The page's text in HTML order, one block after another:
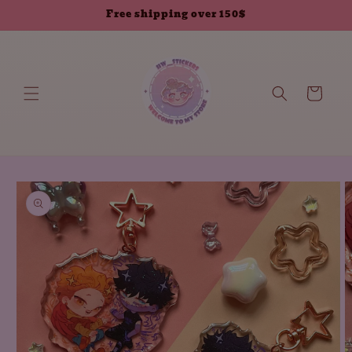
Free shipping over 150$
العربة
انتقل إلى
معلومات
المنتج